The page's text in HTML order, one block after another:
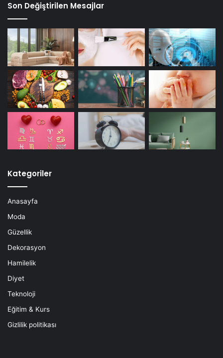
Son Değiştirilen Mesajlar
Kategoriler
Anasayfa
Moda
Güzellik
Dekorasyon
Hamilelik
Diyet
Teknoloji
Eğitim & Kurs
Gizlilik politikası